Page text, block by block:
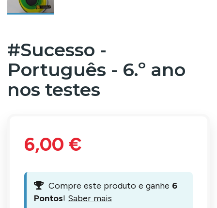
#Sucesso -
Português - 6.º ano
nos testes
6,00 €
Compre este produto e ganhe 6
Pontos! Saber mais